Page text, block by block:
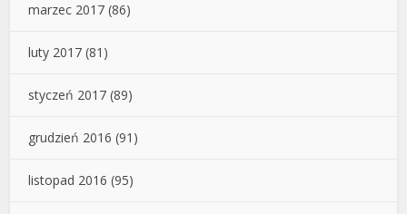
marzec 2017 (86)
luty 2017 (81)
styczeń 2017 (89)
grudzień 2016 (91)
listopad 2016 (95)